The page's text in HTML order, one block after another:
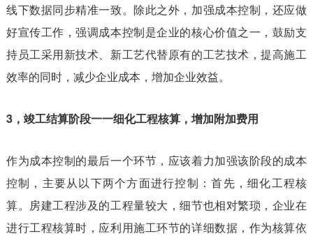
线下数据同步精准一致。除此之外，加强成本控制，还应做
好宣传工作，强调成本控制是企业的核心价值之一，鼓励支
持员工采用新技术、新工艺代替原有的工艺技术，提高施工
效率的同时，减少企业成本，增加企业效益。
3，竣工结算阶段一一细化工程核算，增加附加费用
作为成本控制的最后一个环节，应该着力加强该阶段的成本
控制，主要从以下两个方面进行控制：首先，细化工程核
算。房建工程涉及的工程量较大，细节也相对繁琐，企业在
进行工程核算时，应利用施工环节的详细数据，作为核算依